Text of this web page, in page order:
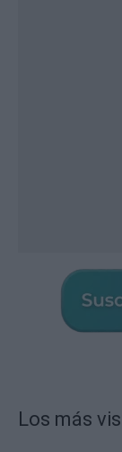
Los más